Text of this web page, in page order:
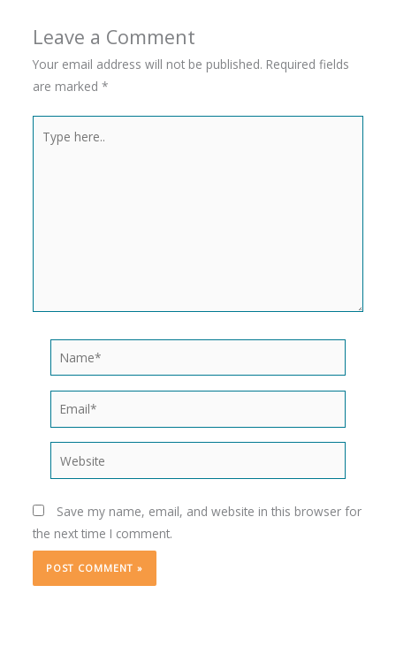
Leave a Comment
Your email address will not be published. Required fields
are marked *
here..
Email*
Website
Save my name, email, and website in this browser for
the next time I comment.